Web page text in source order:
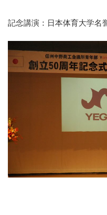
記念講演：日本体育大学